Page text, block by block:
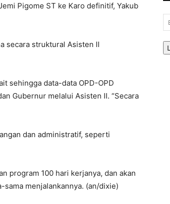
Pigome ST ke Karo definitif, Yakub
secara struktural Asisten II
sehingga data-data OPD-OPD
Gubernur melalui Asisten II. “Secara
dan administratif, seperti
program 100 hari kerjanya, dan akan
sama menjalankannya. (an/dixie)